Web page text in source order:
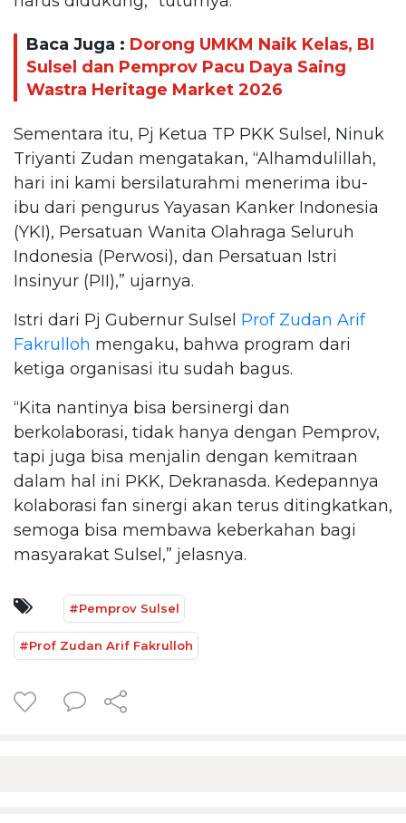
Baca Juga : Dorong UMKM Naik Kelas, BI
Sulsel dan Pemprov Pacu Daya Saing
Wastra Heritage Market 2026
Sementara itu, Pj Ketua TP PKK Sulsel, Ninuk
Triyanti Zudan mengatakan, “Alhamdulillah,
hari ini kami bersilaturahmi menerima ibu-
ibu dari pengurus Yayasan Kanker Indonesia
(YKI), Persatuan Wanita Olahraga Seluruh
Indonesia (Perwosi), dan Persatuan Istri
Insinyur (PII),” ujarnya.
Istri dari Pj Gubernur Sulsel Prof Zudan Arif
Fakrulloh mengaku, bahwa program dari
ketiga organisasi itu sudah bagus.
“Kita nantinya bisa bersinergi dan
berkolaborasi, tidak hanya dengan Pemprov,
tapi juga bisa menjalin dengan kemitraan
dalam hal ini PKK, Dekranasda. Kedepannya
kolaborasi fan sinergi akan terus ditingkatkan,
semoga bisa membawa keberkahan bagi
masyarakat Sulsel,” jelasnya.
#Pemprov Sulsel
#Prof Zudan Arif Fakrulloh